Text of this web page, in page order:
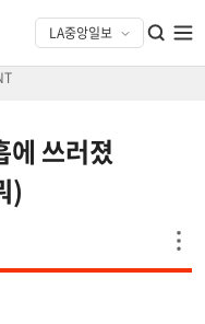
에 쓰러졌
)